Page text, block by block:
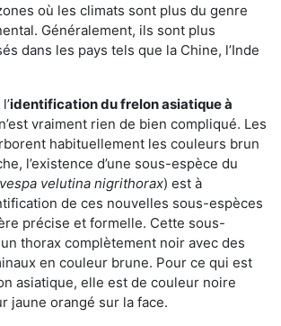
où les climats sont plus du genre
Généralement, ils sont plus
dans les pays tels que la Chine, l’Inde
identification du frelon asiatiqueà
vraiment rien de bien compliqué. Les
habituellement les couleurs brun
l’existence d’une sous-espèce du
vespa velutina nigrithorax) est à
de ces nouvelles sous-espèces
précise et formelle. Cette sous-
thorax complètement noir avec des
en couleur brune. Pour ce qui est
asiatique, elle est de couleur noire
jaune orangé sur la face.